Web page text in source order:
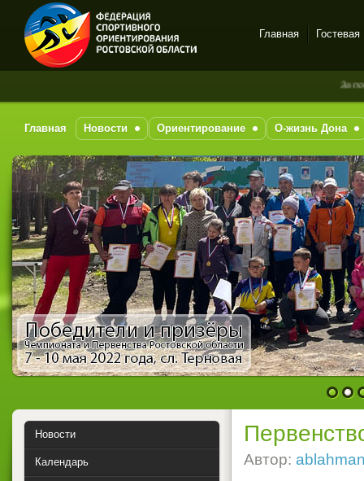
Спортивное
на-Дону
Главная Гостевая
За последние 7
Главная Новости Ориентирование О-жизнь Дона
1 2
Автор:
Новости
Календарь